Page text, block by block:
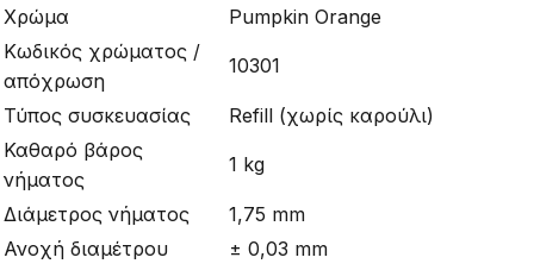
Χρώμα
Pumpkin Orange
Κωδικός χρώματος /
απόχρωση
10301
Τύπος συσκευασίας
Refill (χωρίς καρούλι)
Καθαρό βάρος
νήματος
1 kg
Διάμετρος νήματος
1,75 mm
Ανοχή διαμέτρου
± 0,03 mm